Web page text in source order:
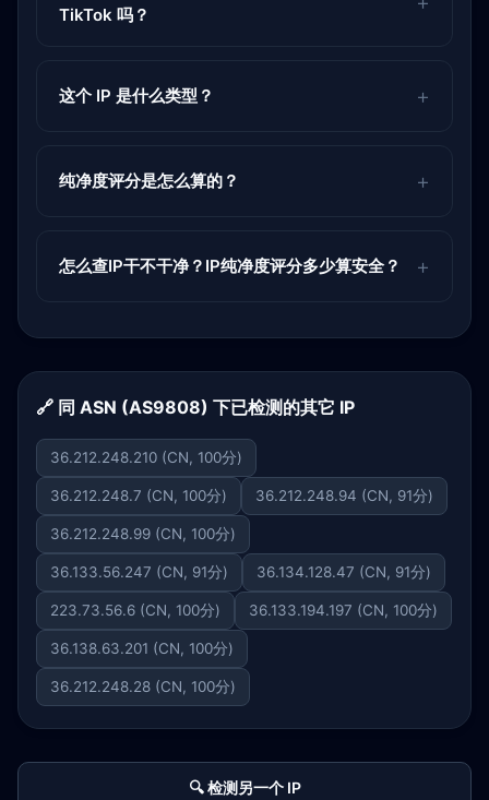
TikTok 吗？
这个 IP 是什么类型？
纯净度评分是怎么算的？
怎么查IP干不干净？IP纯净度评分多少算安全？
🔗 同 ASN (AS9808) 下已检测的其它 IP
36.212.248.210 (CN, 100分)
36.212.248.7 (CN, 100分) 36.212.248.94 (CN, 91分)
36.212.248.99 (CN, 100分)
36.133.56.247 (CN, 91分) 36.134.128.47 (CN, 91分)
223.73.56.6 (CN, 100分) 36.133.194.197 (CN, 100分)
36.138.63.201 (CN, 100分)
36.212.248.28 (CN, 100分)
🔍 检测另一个 IP